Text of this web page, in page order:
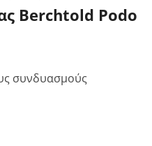
Berchtold Podo
συνδυασμούς